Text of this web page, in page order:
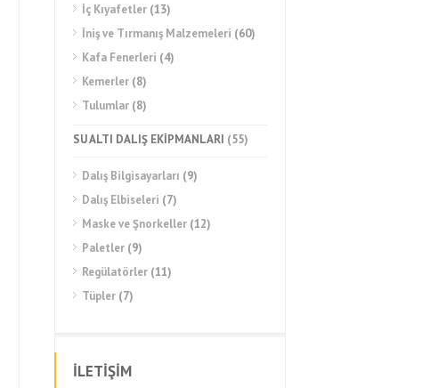
İç Kıyafetler (13)
İniş ve Tırmanış Malzemeleri (60)
Kafa Fenerleri (4)
Kemerler (8)
Tulumlar (8)
SU ALTI DALIŞ EKİPMANLARI (55)
Dalış Bilgisayarları (9)
Dalış Elbiseleri (7)
Maske ve Şnorkeller (12)
Paletler (9)
Regülatörler (11)
Tüpler (7)
İLETİŞİM